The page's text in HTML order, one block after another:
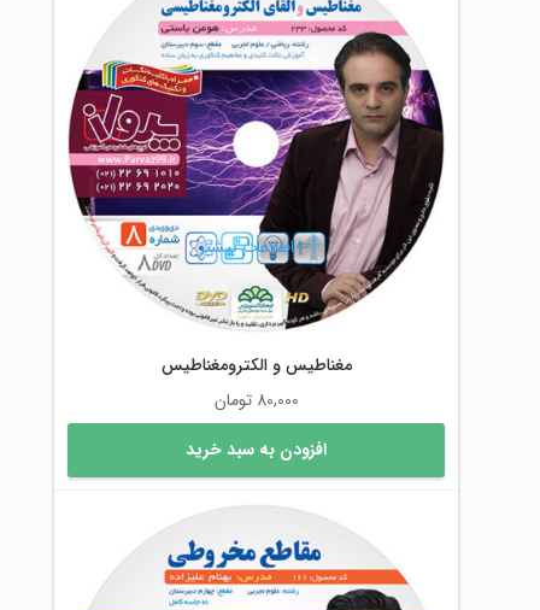
اطلاعات بیشتر
مغناطیس و الکترومغناطیس
80,000 تومان
افزودن به سبد خرید